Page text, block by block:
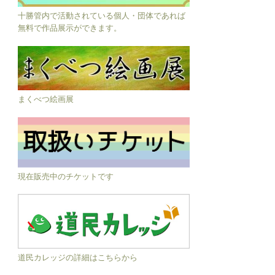
十勝管内で活動されている個人・団体であれば
無料で作品展示ができます。
まくべつ絵画展
現在販売中のチケットです
道民カレッジの詳細はこちらから